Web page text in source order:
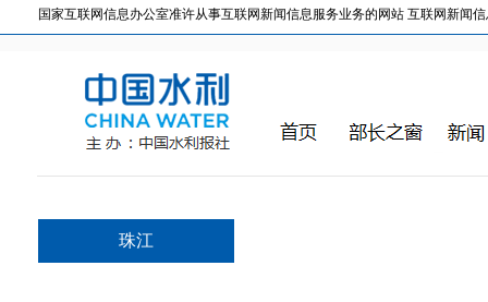
国家互联网信息办公室准许从事互联网新闻信息服务业务的网站 互联网新闻信
珠江